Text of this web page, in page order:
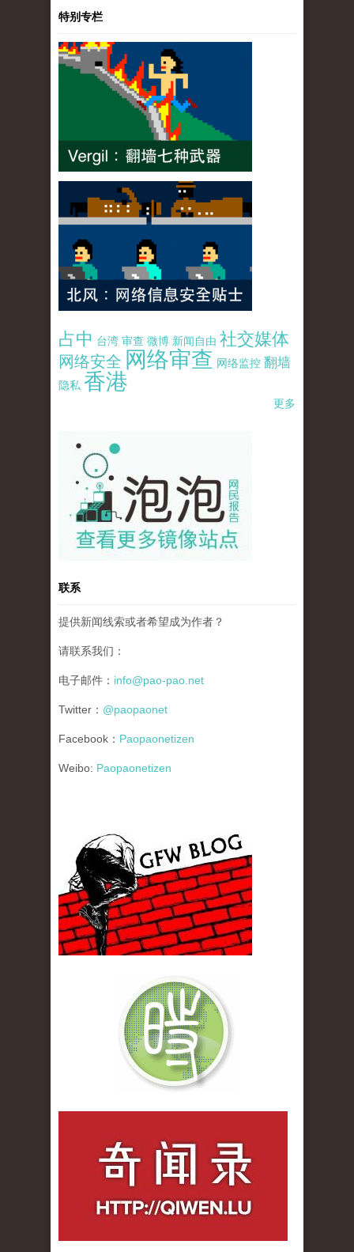
特别专栏
占中 台湾 审查 微博 新闻自由 社交媒体
网络安全 网络审查 网络监控 翻墙
隐私 香港
更多
pao-pao-banner-mirror-site-120814.jpg
联系
提供新闻线索或者希望成为作者？
请联系我们：
电子邮件： info@pao-pao.net
Twitter： @paopaonet
Facebook： Paopaonetizen
Weibo: Paopaonetizen
gfw_blog_small.jpg